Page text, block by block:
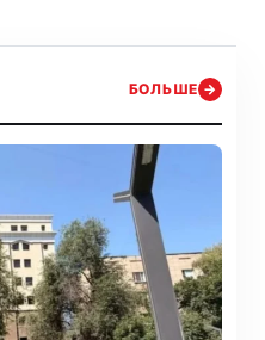
БОЛЬШЕ →